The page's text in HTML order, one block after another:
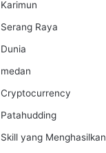
Karimun
Serang Raya
Dunia
medan
Cryptocurrency
Patahudding
Skill yang Menghasilkan